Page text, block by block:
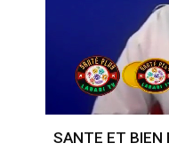
SANTE ET BIEN